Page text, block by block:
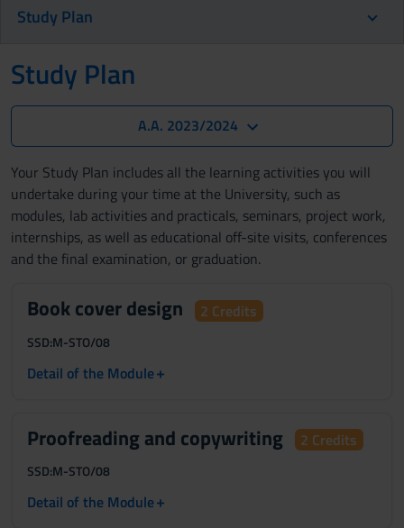
Study Plan
Study Plan
A.A. 2023/2024
Your Study Plan includes all the learning activities you will
undertake during your time at the University, such as
modules, lab activities and practicals, seminars, project work,
internships, as well as educational off-site visits, conferences
and the final examination, or graduation.
Book cover design 2 Credits
SSD:M-STO/08
Detail of the Module+
Proofreading and copywriting 2 Credits
SSD:M-STO/08
Detail of the Module+